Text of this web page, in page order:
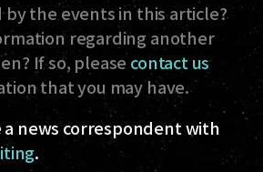
by the events in this article?
regarding another
If so, pleasecontact us
that you may have.
a news correspondent with
.